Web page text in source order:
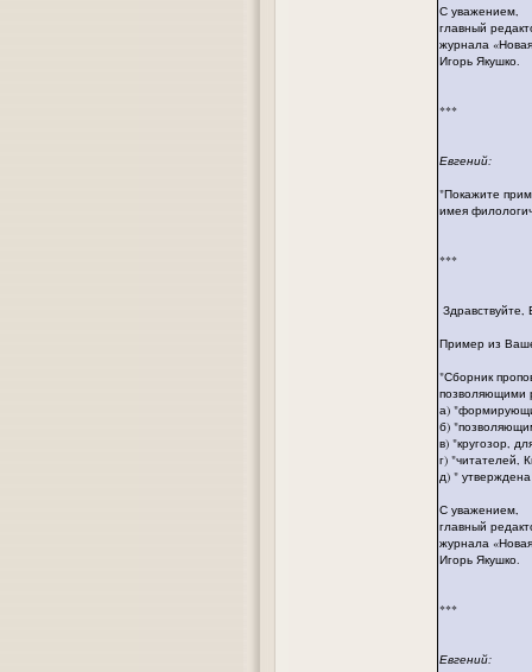
С уважением,
главный
журнала
Игорь Якушко.
***
Евгений:
"Покажите
имея
***
Здравствуйте,
Пример из
"Сборник
позволяющими
а)
б)
в) "кругозор,
г) "читателей,
д) "
С уважением,
главный
журнала
Игорь Якушко.
***
Евгений: